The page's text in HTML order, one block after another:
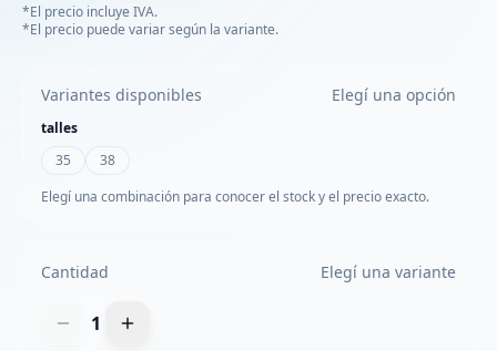
*El precio incluye IVA.
*El precio puede variar según la variante.
Variantes disponibles Elegí una opción
talles
35
38
Elegí una combinación para conocer el stock y el precio exacto.
Cantidad Elegí una variante
1